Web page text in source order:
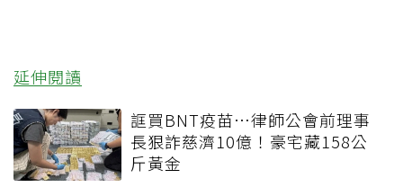
延伸閱讀
誆買BNT疫苗…律師公會前理事
長狠詐慈濟10億！豪宅藏158公
斤黃金